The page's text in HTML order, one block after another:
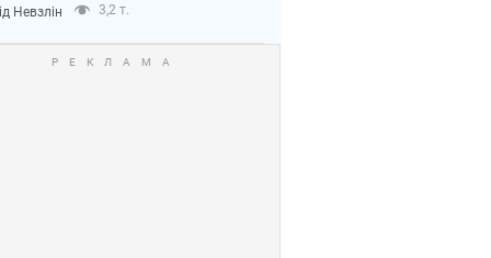
Невзлін 3,2 т.